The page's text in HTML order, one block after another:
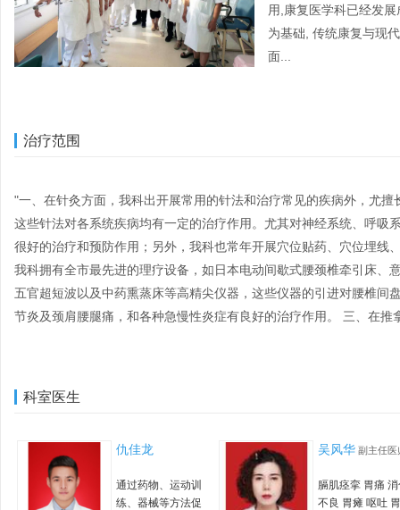
用,康复医学科已经发
为基础, 传统康复与现
面...
治疗范围
"一、在针灸方面，我科出开展常用的针法和治疗常见的疾病外，尤
这些针法对各系统疾病均有一定的治疗作用。尤其对神经系统、呼吸
很好的治疗和预防作用；另外，我科也常年开展穴位贴药、穴位埋线
我科拥有全市最先进的理疗设备，如日本电动间歇式腰颈椎牵引床、
五官超短波以及中药熏蒸床等高精尖仪器，这些仪器的引进对腰椎间
节炎及颈肩腰腿痛，和各种急慢性炎症有良好的治疗作用。 三、在
科室医生
仇佳龙
通过药物、运动训
练、器械等方法促
吴风华 副主任医
膈肌痉挛 胃痛
不良 胃瘫 呕吐